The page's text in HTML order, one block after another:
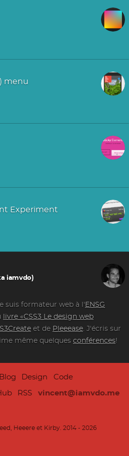
menu
Experiment
iamvdo)
suis formateur web à l'ENSG
livre «CSS3 Le design web
et de Pleeease . J'écris sur
même quelques conférences!
Blog Design Code
RSS vincent@iamvdo.me
Heeere et Kirby . 2014 - 2026